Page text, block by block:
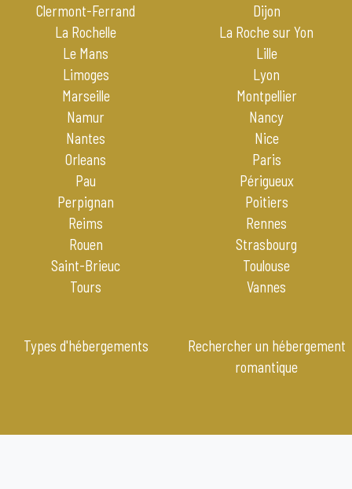
Clermont-Ferrand
Dijon
La Rochelle
La Roche sur Yon
Le Mans
Lille
Limoges
Lyon
Marseille
Montpellier
Namur
Nancy
Nantes
Nice
Orleans
Paris
Pau
Périgueux
Perpignan
Poitiers
Reims
Rennes
Rouen
Strasbourg
Saint-Brieuc
Toulouse
Tours
Vannes
Types d'hébergements
Rechercher un hébergement
romantique